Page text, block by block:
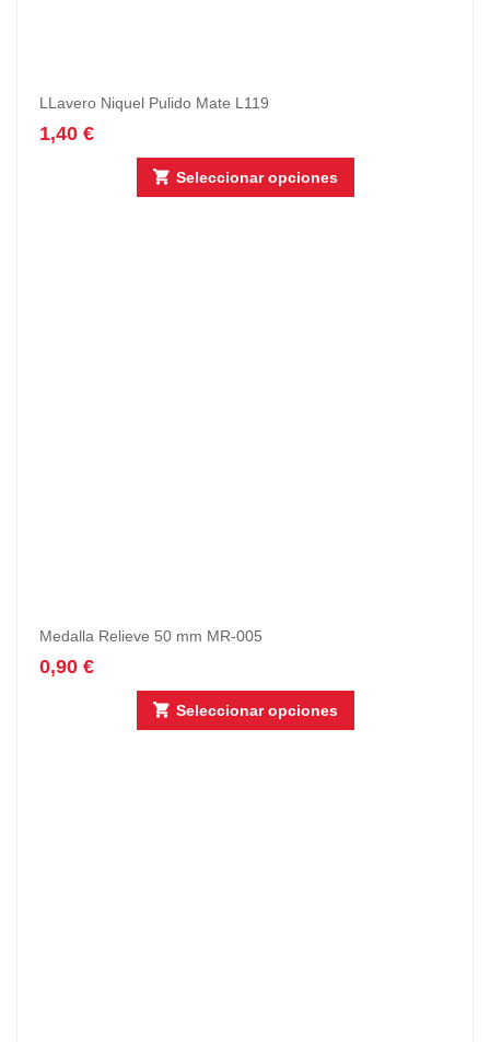
LLavero Niquel Pulido Mate L119
1,40 €
Seleccionar opciones
Medalla Relieve 50 mm MR-005
0,90 €
Seleccionar opciones